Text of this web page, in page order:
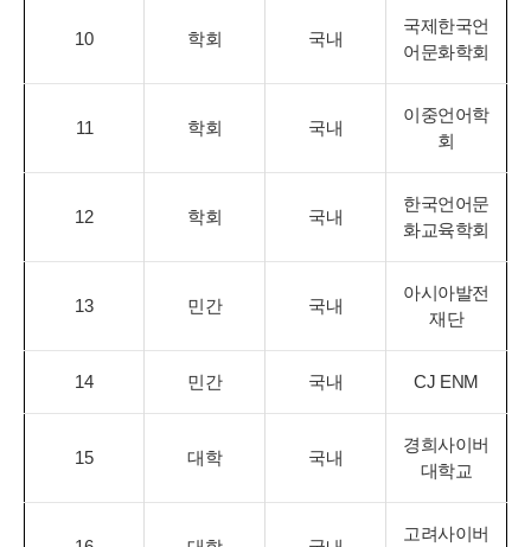
10 학회 국내
국제한국언
어문화학회
11 학회 국내
이중언어학
회
12 학회 국내
한국언어문
화교육학회
13 민간 국내
아시아발전
재단
14 민간 국내 CJ ENM
15 대학 국내
경희사이버
대학교
고려사이버